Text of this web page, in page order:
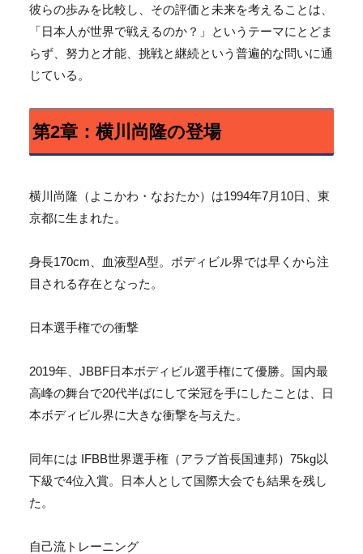
彼らの歩みを比較し、その評価と未来を考えることは、
「日本人が世界で戦えるのか？」というテーマにとどま
らず、 努力と才能、挑戦と継続という普遍的な問いに通
じている。
第2章：横川尚隆の登場
横川尚隆（よこかわ・なおたか）は1994年7月10日、 東
京都に生まれた。
身長170cm、血液型A型。 ボディビル界では早くから注
目される存在となった。
日本選手権での衝撃
2019年、JBBF日本ボディビル選手権にて優勝。 国内最
高峰の舞台で20代半ばにして栄冠を手にしたことは、
日
本ボディビル界に大きな衝撃を与えた。
同年には IFBB世界選手権（アラブ首長国連邦） 75kg以
下級で4位入賞。
日本人として国際大会でも結果を残し
た。
自己流トレーニング